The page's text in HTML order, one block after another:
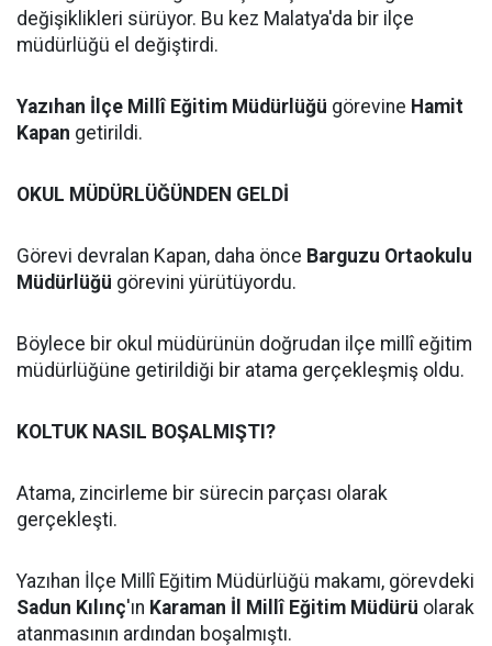
değişiklikleri sürüyor. Bu kez Malatya'da bir ilçe
müdürlüğü el değiştirdi.
Yazıhan İlçe Millî Eğitim Müdürlüğü görevine Hamit
Kapan getirildi.
OKUL MÜDÜRLÜĞÜNDEN GELDİ
Görevi devralan Kapan, daha önce Barguzu Ortaokulu
Müdürlüğü görevini yürütüyordu.
Böylece bir okul müdürünün doğrudan ilçe millî eğitim
müdürlüğüne getirildiği bir atama gerçekleşmiş oldu.
KOLTUK NASIL BOŞALMIŞTI?
Atama, zincirleme bir sürecin parçası olarak
gerçekleşti.
Yazıhan İlçe Millî Eğitim Müdürlüğü makamı, görevdeki
Sadun Kılınç'ın Karaman İl Millî Eğitim Müdürü olarak
atanmasının ardından boşalmıştı.